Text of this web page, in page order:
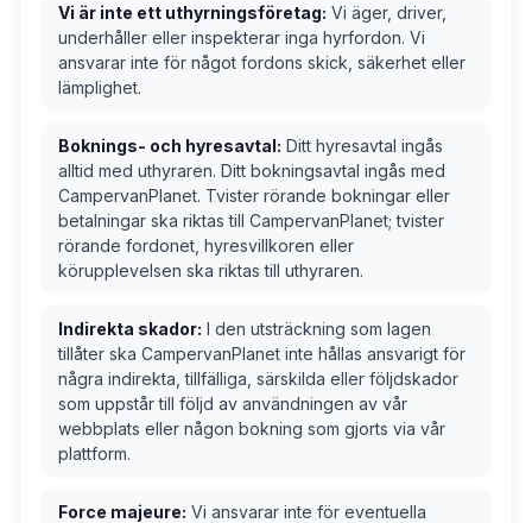
Vi är inte ett uthyrningsföretag: Vi äger, driver,
underhåller eller inspekterar inga hyrfordon. Vi
ansvarar inte för något fordons skick, säkerhet eller
lämplighet.
Boknings- och hyresavtal: Ditt hyresavtal ingås
alltid med uthyraren. Ditt bokningsavtal ingås med
CampervanPlanet. Tvister rörande bokningar eller
betalningar ska riktas till CampervanPlanet; tvister
rörande fordonet, hyresvillkoren eller
körupplevelsen ska riktas till uthyraren.
Indirekta skador: I den utsträckning som lagen
tillåter ska CampervanPlanet inte hållas ansvarigt för
några indirekta, tillfälliga, särskilda eller följdskador
som uppstår till följd av användningen av vår
webbplats eller någon bokning som gjorts via vår
plattform.
Force majeure: Vi ansvarar inte för eventuella